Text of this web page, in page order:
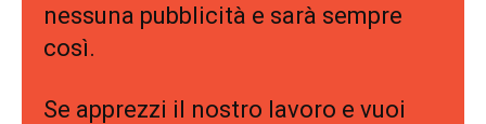
nessuna pubblicità e sarà sempre
così.
Se apprezzi il nostro lavoro e vuoi